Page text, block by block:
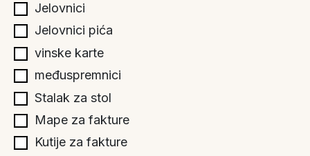
Jelovnici
Jelovnici pića
vinske karte
međuspremnici
Stalak za stol
Mape za fakture
Kutije za fakture